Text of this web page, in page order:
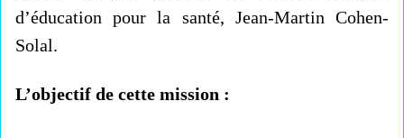
d’éducation pour la santé, Jean-Martin Cohen-
Solal.
L’objectif de cette mission :